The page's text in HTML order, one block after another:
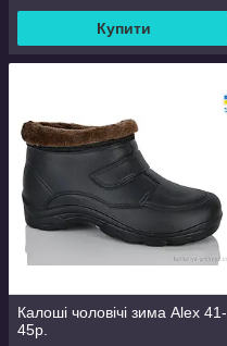
Купити
Калоші чоловічі зима Alex 41-
45р.